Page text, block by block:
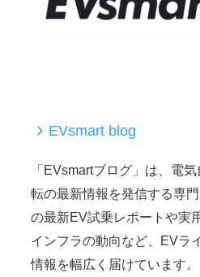
EVsmart blog
「EVsmartブログ」は、電
転の最新情報を発信する専
の最新EV試乗レポートや実
インフラの動向など、EVラ
情報を幅広く届けています。